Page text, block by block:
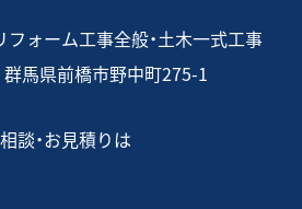
フォーム工事全般・土木一式工事
馬県前橋市野中町275-1
談・お見積りは